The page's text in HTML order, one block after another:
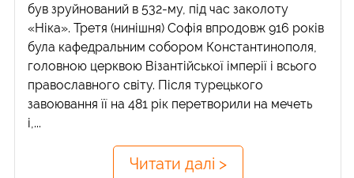
був зруйнований в 532-му, під час заколоту
«Ніка». Третя (нинішня) Софія впродовж 916 років
була кафедральним собором Константинополя,
головною церквою Візантійської імперії і всього
православного світу. Після турецького
завоювання її на 481 рік перетворили на мечеть
і,...
Читати далі >